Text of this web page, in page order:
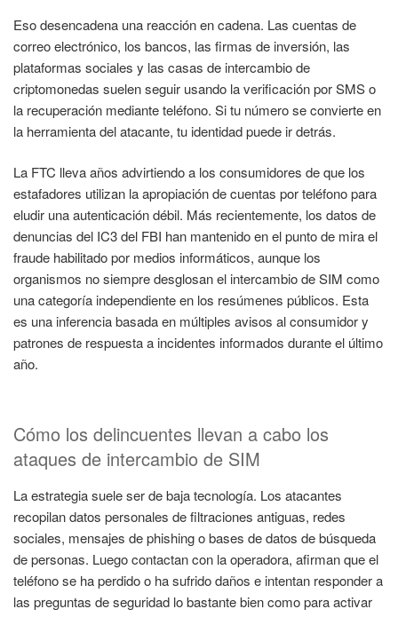
Eso desencadena una reacción en cadena. Las cuentas de
correo electrónico, los bancos, las firmas de inversión, las
plataformas sociales y las casas de intercambio de
criptomonedas suelen seguir usando la verificación por SMS o
la recuperación mediante teléfono. Si tu número se convierte en
la herramienta del atacante, tu identidad puede ir detrás.
La FTC lleva años advirtiendo a los consumidores de que los
estafadores utilizan la apropiación de cuentas por teléfono para
eludir una autenticación débil. Más recientemente, los datos de
denuncias del IC3 del FBI han mantenido en el punto de mira el
fraude habilitado por medios informáticos, aunque los
organismos no siempre desglosan el intercambio de SIM como
una categoría independiente en los resúmenes públicos. Esta
es una inferencia basada en múltiples avisos al consumidor y
patrones de respuesta a incidentes informados durante el último
año.
Cómo los delincuentes llevan a cabo los
ataques de intercambio de SIM
La estrategia suele ser de baja tecnología. Los atacantes
recopilan datos personales de filtraciones antiguas, redes
sociales, mensajes de phishing o bases de datos de búsqueda
de personas. Luego contactan con la operadora, afirman que el
teléfono se ha perdido o ha sufrido daños e intentan responder a
las preguntas de seguridad lo bastante bien como para activar